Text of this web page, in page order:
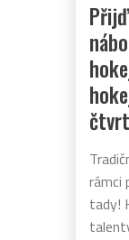
rámci
tady!